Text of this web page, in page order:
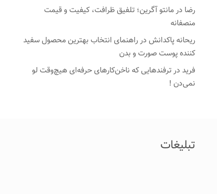
رضا درمانتو آگرین؛ تلفیق ظرافت، کیفیت و قیمت
منصفانه
ریحانه پاکدانشدرراهنمای انتخاب بهترین محصول سفید
کننده پوست صورت و بدن
فریددرترفندهایی که ناخن‌کارهای حرفه‌ای هیچ‌وقت لو
نمی‌دن !
تبلیغات